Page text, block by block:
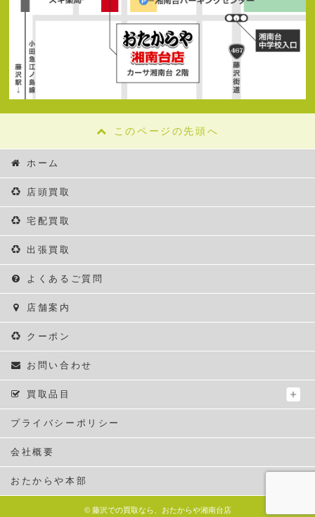
このページの先頭へ
ホーム
店頭買取
宅配買取
出張買取
よくあるご質問
店舗案内
クーポン
お問い合わせ
買取品目
プライバシーポリシー
会社概要
おたからや本部
© 藤沢での買取なら、おたからや湘南台店